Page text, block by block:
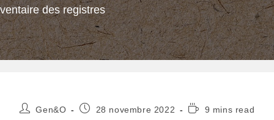
des registres
Auteur/autrice
Gen&O
Publication
28 novembre 2022
Temps9 mins read